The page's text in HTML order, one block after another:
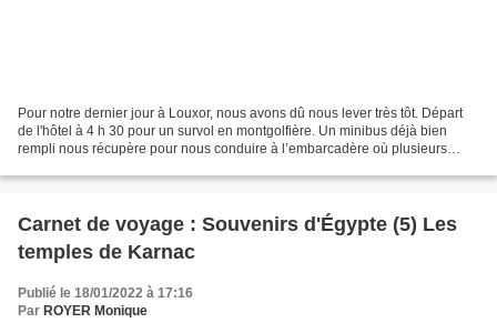
Pour notre dernier jour à Louxor, nous avons dû nous lever très tôt. Départ
de l'hôtel à 4 h 30 pour un survol en montgolfière. Un minibus déjà bien
rempli nous récupère pour nous conduire à l’embarcadère où plusieurs
Carnet de voyage : Souvenirs d'Égypte (5) Les
temples de Karnac
Publié le 18/01/2022 à 17:16
Par ROYER Monique